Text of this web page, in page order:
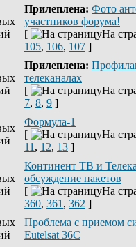
Прилеплена: Фото
участников форума!
[
На
105, 106, 107 ]
Прилеплена:
телеканалах
[
На
7, 8, 9 ]
Формула-1
[
На
11 , 12, 13 ]
Континент ТВ и
обсуждение пакетов
[
На
360, 361 , 362 ]
Проблема с приемом
Eutelsat 36C